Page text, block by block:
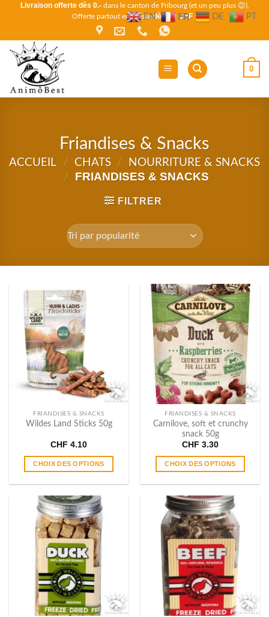
PasserLivraison offerte dès 0.-dans le canton de Fribourg (et un peu plus 😊).
Offerte partout en Suissedès 80 CHF !
0
Friandises & Snacks
ACCUEIL / CHATS /
NOURRITURE & SNACKS
/
FRIANDISES & SNACKS
FILTRER
FRIANDISES & SNACKS
Wildes Land Sticks 50g
CHF 4.10
CHOIX DES OPTIONS
a
plusieurs
variations.
Les
options
peuvent
être
choisies
sur
la
FRIANDISES & SNACKS
Carnilove, soft et crunchy
snack 50g
CHF 3.30
CHOIX DES OPTIONS
a
plusieurs
variations.
Les
options
peuvent
être
choisies
sur
la
EN FR DE PT